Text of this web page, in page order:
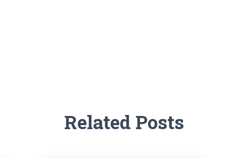
Related Posts